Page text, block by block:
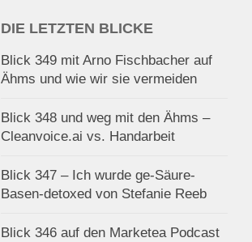
DIE LETZTEN BLICKE
Blick 349 mit Arno Fischbacher auf
Ähms und wie wir sie vermeiden
Blick 348 und weg mit den Ähms –
Cleanvoice.ai vs. Handarbeit
Blick 347 – Ich wurde ge-Säure-
Basen-detoxed von Stefanie Reeb
Blick 346 auf den Marketea Podcast